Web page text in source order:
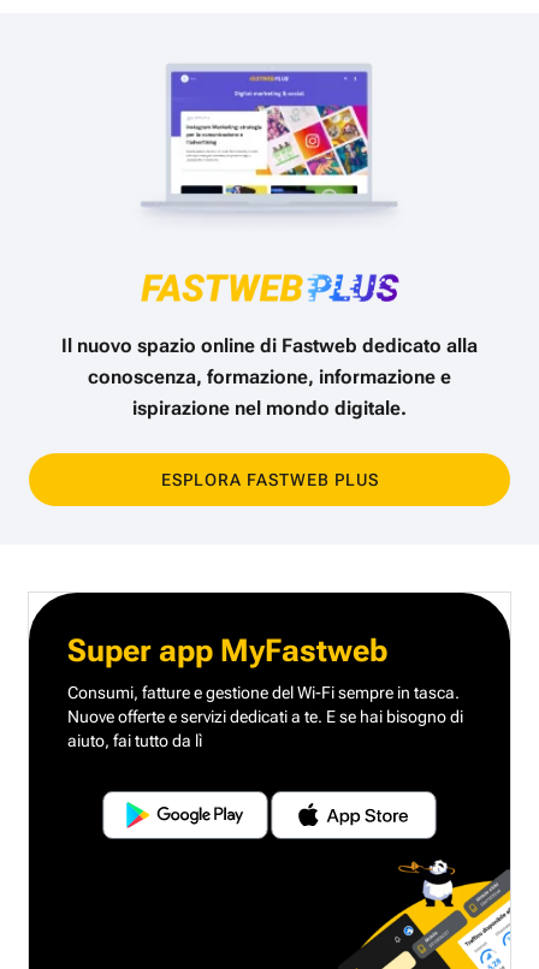
Il nuovo spazio online di Fastweb dedicato alla
conoscenza, formazione, informazione e
ispirazione nel mondo digitale.
ESPLORA FASTWEB PLUS
Super app MyFastweb
Consumi, fatture e gestione del Wi-Fi sempre in tasca.
Nuove offerte e servizi dedicati a te. E se hai bisogno di
aiuto, fai tutto da lì